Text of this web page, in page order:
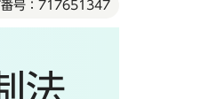
番号：717651347
法